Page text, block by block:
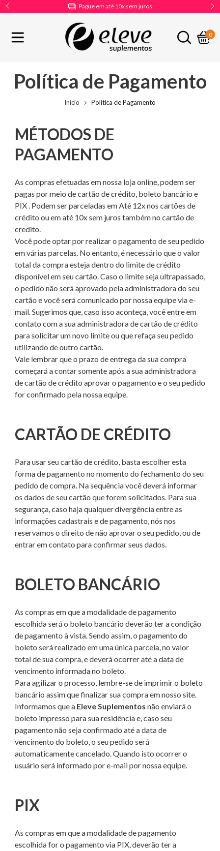
Pague em até 10x sem juros
0
Política de Pagamento
Início Política de Pagamento
MÉTODOS DE
PAGAMENTO
As compras efetuadas em nossa loja online, podem ser
pagas por meio de cartão de crédito, boleto bancário e
PIX . Podem ser parceladas em Até 12x nos cartões de
crédito ou em até 10x sem juros também no cartão de
credito.
Você pode optar por realizar o pagamento de seu pedido
em várias parcelas. No entanto, é necessário que o valor
total da compra esteja dentro do limite de crédito
disponível em seu cartão. Caso o limite seja ultrapassado,
o pedido não será aprovado pela administradora do seu
cartão e você será comunicado por nossa equipe via e-
mail. Sugerimos que, caso isso aconteça, você entre em
contato com a sua administradora de cartão de crédito
para solicitar um novo limite ou que refaça seu pedido
utilizando de outro cartão.
Vale lembrar que o prazo de entrega da sua compra
começará a contar somente após a sua administradora
de cartão de crédito aprovar o pagamento e o seu pedido
for confirmado pela nossa equipe.
CARTÃO DE CRÉDITO
Para usar seu cartão de crédito, basta escolher esta
forma de pagamento no momento do fechamento do seu
pedido de compra. Na sequência você deverá informar
os dados de seu cartão que forem solicitados. Para sua
segurança, caso haja qualquer divergência entre as
informações cadastrais e de pagamento, nós nos
reservamos o direito de não aprovar o seu pedido, ou de
entrar em contato para confirmar seus dados.
BOLETO BANCÁRIO
As compras em que a modalidade de pagamento
escolhida será o boleto bancário deverão ter a condição
de pagamento à vista. Sendo assim, o pagamento do
boleto será realizado em uma única parcela, no valor
total de sua compra, e deverá ocorrer até a data de
vencimento informada no boleto.
Para agilizar o processo, lembre-se de imprimir o boleto
bancário assim que finalizar sua compra em nosso site.
Informamos que a Eleve Suplementos não enviará o
boleto impresso para sua residência e, caso seu
pagamento não seja confirmado até a data de
vencimento do boleto, o seu pedido será
automaticamente cancelado. Quando isto ocorrer o
usuário será informado por e-mail por nossa equipe.
PIX
As compras em que a modalidade de pagamento
escolhida for o pagamento via PIX, deverão ter a